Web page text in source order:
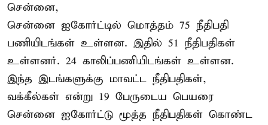
சென்னை,
சென்னை ஐகோர்ட்டில் மொத்தம் 75 நீதிபதி
பணியிடங்கள் உள்ளன. இதில் 51 நீதிபதிகள்
உள்ளனர். 24 காலிப்பணியிடங்கள் உள்ளன.
இந்த இடங்களுக்கு மாவட்ட நீதிபதிகள்,
வக்கீல்கள் என்று 19 பேருடைய பெயரை
சென்னை ஐகோர்ட்டு மூத்த நீதிபதிகள் கொண்ட